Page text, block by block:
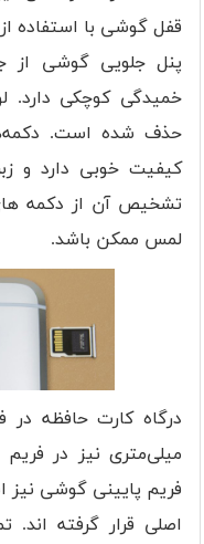
قفل گوشی با استفاده
پنل جلویی گوشی
حذف شده است.
کیفیت خوبی دارد و
تشخیص آن از دکمه
لمس ممکن باشد.
میلی‌متری نیز در
اصلی قرار گرفته